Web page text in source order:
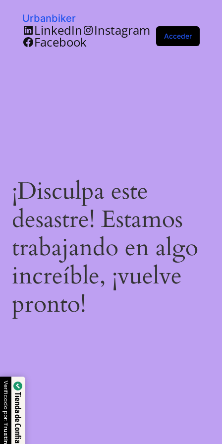
Urbanbiker
LinkedIn Instagram
Facebook Acceder
¡Disculpa este
desastre! Estamos
trabajando en algo
increíble, ¡vuelve
pronto!
Tienda de Confianza
Verificado por: